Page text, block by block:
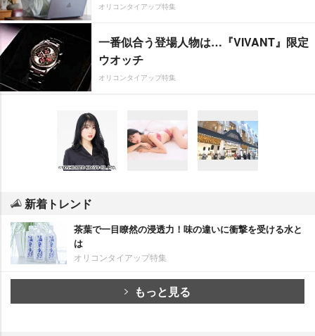
オリコンタイアップ特集
一番似合う登場人物は…『VIVANT』限定
ウオッチ
オリコンタイアップ特集
新着トレンド
茶葉で一目瞭然の浸透力！味の違いに衝撃を受ける水と
は
オリコンタイアップ特集
もっと見る